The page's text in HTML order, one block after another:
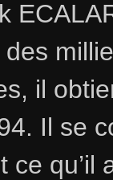
il
Il se
ce qu’il